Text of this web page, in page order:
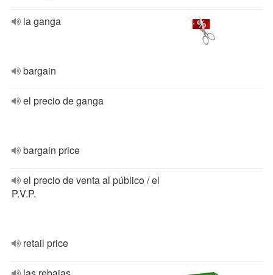
la ganga
bargain
el precio de ganga
bargain price
el precio de venta al público / el
P.V.P.
retail price